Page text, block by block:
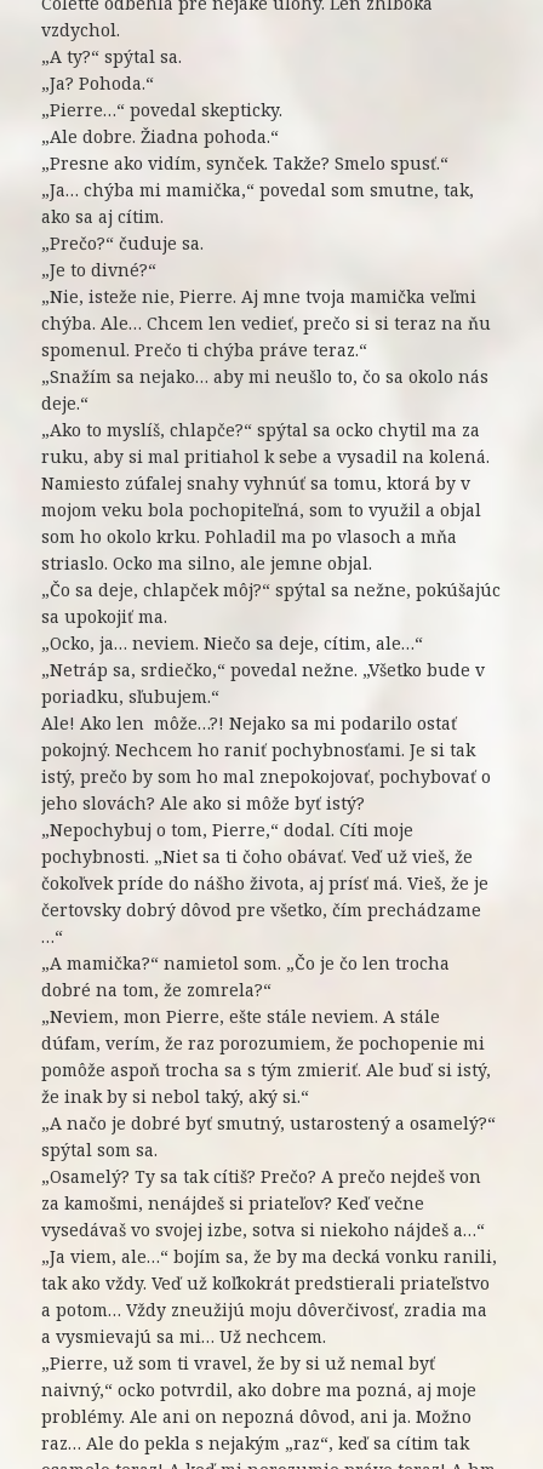
vzdychol.
„A ty?“ spýtal sa.
„Ja? Pohoda.“
„Pierre…“ povedal skepticky.
„Ale dobre. Žiadna pohoda.“
„Presne ako vidím, synček. Takže? Smelo spusť.“
„Ja… chýba mi mamička,“ povedal som smutne, tak,
ako sa aj cítim.
„Prečo?“ čuduje sa.
„Je to divné?“
„Nie, isteže nie, Pierre. Aj mne tvoja mamička veľmi
chýba. Ale… Chcem len vedieť, prečo si si teraz na ňu
spomenul. Prečo ti chýba práve teraz.“
„Snažím sa nejako… aby mi neušlo to, čo sa okolo nás
deje.“
„Ako to myslíš, chlapče?“ spýtal sa ocko chytil ma za
ruku, aby si mal pritiahol k sebe a vysadil na kolená.
Namiesto zúfalej snahy vyhnúť sa tomu, ktorá by v
mojom veku bola pochopiteľná, som to využil a objal
som ho okolo krku. Pohladil ma po vlasoch a mňa
striaslo. Ocko ma silno, ale jemne objal.
„Čo sa deje, chlapček môj?“ spýtal sa nežne, pokúšajúc
sa upokojiť ma.
„Ocko, ja… neviem. Niečo sa deje, cítim, ale…“
„Netráp sa, srdiečko,“ povedal nežne. „Všetko bude v
poriadku, sľubujem.“
Ale! Ako len môže…?! Nejako sa mi podarilo ostať
pokojný. Nechcem ho raniť pochybnosťami. Je si tak
istý, prečo by som ho mal znepokojovať, pochybovať o
jeho slovách? Ale ako si môže byť istý?
„Nepochybuj o tom, Pierre,“ dodal. Cíti moje
pochybnosti. „Niet sa ti čoho obávať. Veď už vieš, že
čokoľvek príde do nášho života, aj prísť má. Vieš, že je
čertovsky dobrý dôvod pre všetko, čím prechádzame
…“
„A mamička?“ namietol som. „Čo je čo len trocha
dobré na tom, že zomrela?“
„Neviem, mon Pierre, ešte stále neviem. A stále
dúfam, verím, že raz porozumiem, že pochopenie mi
pomôže aspoň trocha sa s tým zmieriť. Ale buď si istý,
že inak by si nebol taký, aký si.“
„A načo je dobré byť smutný, ustarostený a osamelý?“
spýtal som sa.
„Osamelý? Ty sa tak cítiš? Prečo? A prečo nejdeš von
za kamošmi, nenájdeš si priateľov? Keď večne
vysedávaš vo svojej izbe, sotva si niekoho nájdeš a…“
„Ja viem, ale…“ bojím sa, že by ma decká vonku ranili,
tak ako vždy. Veď už koľkokrát predstierali priateľstvo
a potom… Vždy zneužijú moju dôverčivosť, zradia ma
a vysmievajú sa mi… Už nechcem.
„Pierre, už som ti vravel, že by si už nemal byť
naivný,“ ocko potvrdil, ako dobre ma pozná, aj moje
problémy. Ale ani on nepozná dôvod, ani ja. Možno
raz… Ale do pekla s nejakým „raz“, keď sa cítim tak